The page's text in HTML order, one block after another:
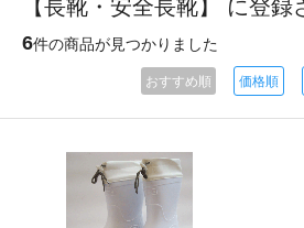
【長靴・安全長靴】 に登録
6件の商品が見つかりました
おすすめ順 価格順